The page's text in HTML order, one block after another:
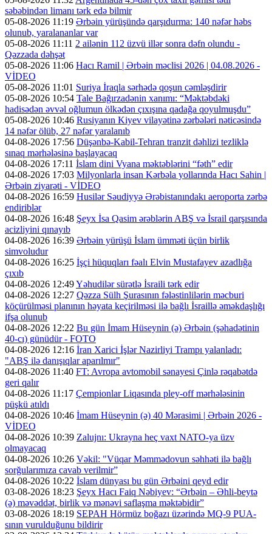
səbəbindən limanı tərk edə bilmir
05-08-2026 11:19 Ərbəin yürüşündə qarşıdurma: 140 nəfər həbs
olunub, yaralananlar var
05-08-2026 11:11 2 ailənin 112 üzvü illər sonra dəfn olundu -
Qəzzada dəhşət
05-08-2026 11:06 Hacı Ramil | Ərbəin məclisi 2026 | 04.08.2026 -
VİDEO
05-08-2026 11:01 Suriya İraqla sərhədə qoşun cəmləşdirir
05-08-2026 10:54 Tale Bağırzadənin xanımı: “Məktəbdəki
hadisədən əvvəl oğlumun ölkədən çıxışına qadağa qoyulmuşdu”
05-08-2026 10:46 Rusiyanın Kiyev vilayətinə zərbələri nəticəsində
14 nəfər ölüb, 27 nəfər yaralanıb
04-08-2026 17:56 Düşənbə-Kabil-Tehran tranzit dəhlizi tezliklə
sınaq mərhələsinə başlayacaq
04-08-2026 17:11 İslam dini Vyana məktəblərini “fəth” edir
04-08-2026 17:03 Milyonlarla insan Kərbəla yollarında Hacı Sahin |
Ərbəin ziyarəti - VİDEO
04-08-2026 16:59 Husilər Səudiyyə Ərəbistanındakı aeroporta zərbə
endiriblər
04-08-2026 16:48 Şeyx İsa Qasim ərəblərin ABŞ və İsrail qarşısında
acizliyini qınayıb
04-08-2026 16:39 Ərbəin yürüşü İslam ümməti üçün birlik
simvoludur
04-08-2026 16:25 İşçi hüquqları fəalı Elvin Mustafayev azadlığa
çıxıb
04-08-2026 12:49Yəhudilər sürətlə İsraili tərk edir
04-08-2026 12:27 Qəzza Sülh Şurasının fələstinlilərin məcburi
köçürülməsi planının həyata keçirilməsi ilə bağlı İsraillə əməkdaşlığı
ifşa olunub
04-08-2026 12:22 Bu gün İmam Hüseynin (ə) Ərbəin (şəhadətinin
40-cı) günüdür - FOTO
04-08-2026 12:16 İran Xarici İşlər Nazirliyi Trampı yalanladı:
"ABŞ ilə danışıqlar aparılmır"
04-08-2026 11:40 FT: Avropa avtomobil sənayesi Çinlə rəqabətdə
geri qalır
04-08-2026 11:17 Çempionlar Liqasında pley-off mərhələsinin
püşkü atıldı
04-08-2026 10:46 İmam Hüseynin (ə) 40 Mərasimi | Ərbəin 2026 -
VİDEO
04-08-2026 10:39 Zalujnı: Ukrayna heç vaxt NATO-ya üzv
olmayacaq
04-08-2026 10:26 Vəkil: "Vüqar Məmmədovun səhhəti ilə bağlı
sorğularımıza cavab verilmir”
04-08-2026 10:22 İslam dünyası bu gün Ərbəini qeyd edir
03-08-2026 18:23 Şeyx Hacı Faiq Nəbiyev: “Ərbəin – Əhli-beytə
(ə) məvəddət, birlik və mənəvi saflaşma məktəbidir”
03-08-2026 18:19 SEPAH Hörmüz boğazı üzərində MQ-9 PUA-
sının vurulduğunu bildirir